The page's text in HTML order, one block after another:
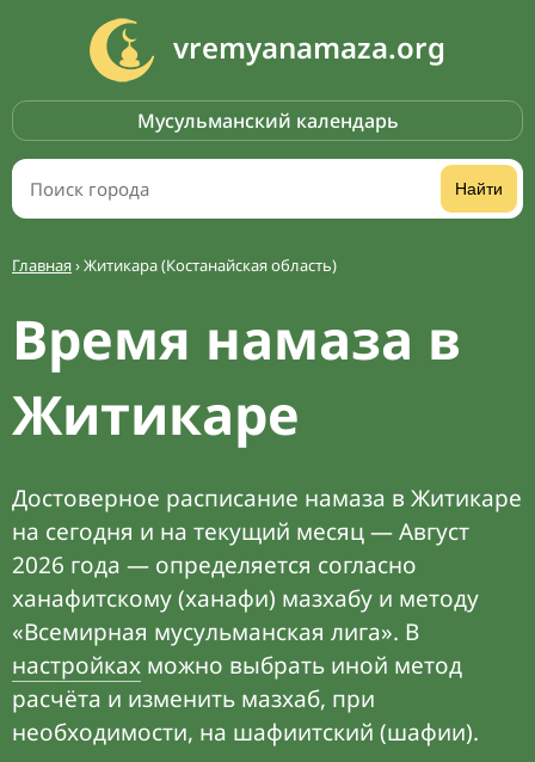
vremyanamaza.org
Мусульманский календарь
Найти
Главная›Житикара (Костанайская область)
Время намаза в
Житикаре
Достоверное расписание намаза в Житикаре
на сегодня и на текущий месяц — Август
2026 года — определяется согласно
ханафитскому (ханафи) мазхабу и методу
«Всемирная мусульманская лига». В
настройках можно выбрать иной метод
расчёта и изменить мазхаб, при
необходимости, на шафиитский (шафии).